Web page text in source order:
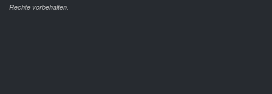
Rechte vorbehalten.